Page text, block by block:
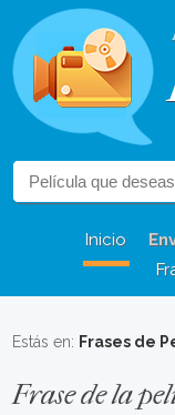
Inicio
Estás en: Frases de
Frase de la